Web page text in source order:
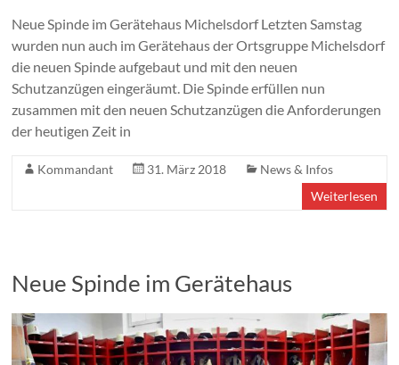
Neue Spinde im Gerätehaus Michelsdorf Letzten Samstag
wurden nun auch im Gerätehaus der Ortsgruppe Michelsdorf
die neuen Spinde aufgebaut und mit den neuen
Schutzanzügen eingeräumt. Die Spinde erfüllen nun
zusammen mit den neuen Schutzanzügen die Anforderungen
der heutigen Zeit in
Kommandant 31. März 2018
News & Infos
Weiterlesen
Neue Spinde im Gerätehaus